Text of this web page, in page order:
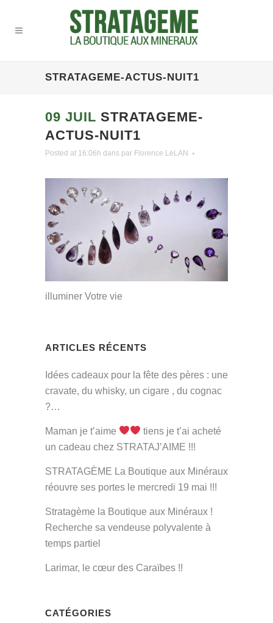
STRATAGEME-ACTUS-NUIT1
09 JUIL STRATAGEME-
ACTUS-NUIT1
Posted at 16:06h dans par Florence LeLAN
illuminer Votre vie
ARTICLES RÉCENTS
Idées cadeaux pour la fête des pères : une
cravate, du whisky, un cigare , du cognac
?…
Maman je t’aime
tiens je t’ai acheté
un cadeau chez STRATAJ’AIME !!!
STRATAGÈME La Boutique aux Minéraux
réouvre ses portes le mercredi 19 mai !!!
Stratagème la Boutique aux Minéraux !
Recherche sa vendeuse polyvalente à
temps partiel
Larimar, le cœur des Caraïbes !!
CATÉGORIES